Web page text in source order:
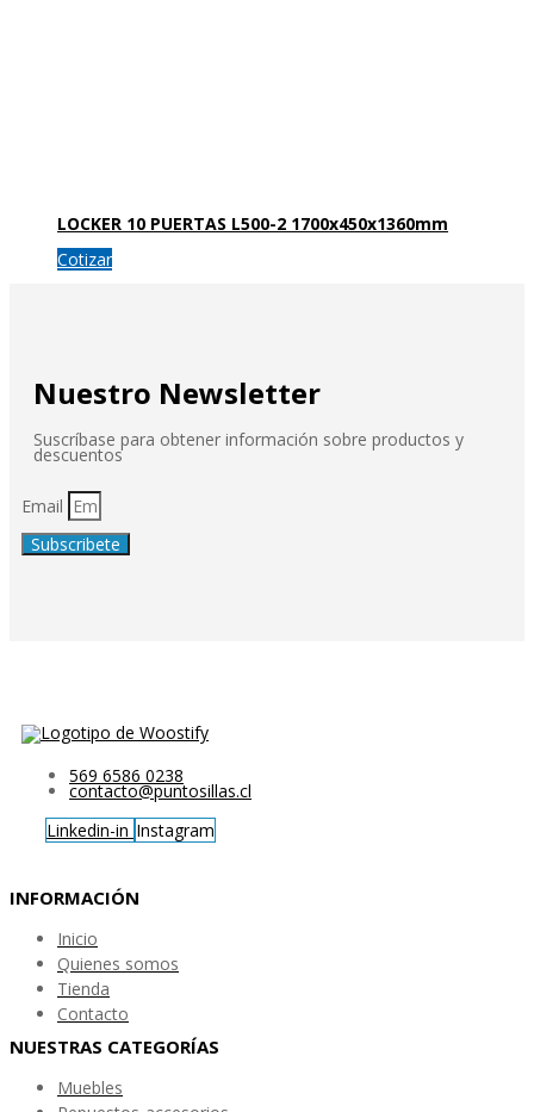
LOCKER 10 PUERTAS L500-2 1700x450x1360mm
Cotizar
Nuestro Newsletter
Suscríbase para obtener información sobre productos y
descuentos
Email
Subscribete
569 6586 0238
contacto@puntosillas.cl
Linkedin-in Instagram
INFORMACIÓN
Inicio
Quienes somos
Tienda
Contacto
NUESTRAS CATEGORÍAS
Muebles